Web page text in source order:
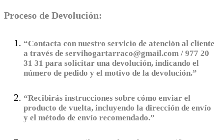
Proceso de Devolución:
“Contacta con nuestro servicio de atención al cliente
a través de servihogartarraco@gmail.com / 977 20
31 31 para solicitar una devolución, indicando el
número de pedido y el motivo de la devolución.”
“Recibirás instrucciones sobre cómo enviar el
producto de vuelta, incluyendo la dirección de envío
y el método de envío recomendado.”